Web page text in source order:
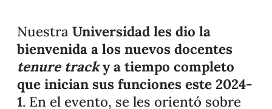
Nuestra Universidad les dio la
bienvenida a los nuevos docentes
tenure tracky a tiempo completo
que inician sus funciones este 2024-
1. En el evento, se les orientó sobre